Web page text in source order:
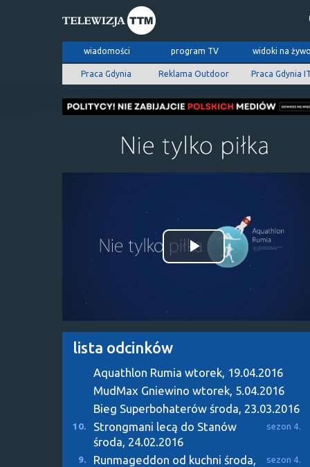
wiadomości program TV widoki na
Praca Gdynia Reklama Outdoor Praca Gdynia
Odtwórz
lista odcinków
Aquathlon Rumia wtorek, 19.04.2016
MudMax Gniewino wtorek, 5.04.2016
Bieg Superbohaterów środa, 23.03.2016
10. Strongmani lecą do Stanów sezon 4.
środa, 24.02.2016
9. Runmageddon od kuchni sezon 4.
środa,